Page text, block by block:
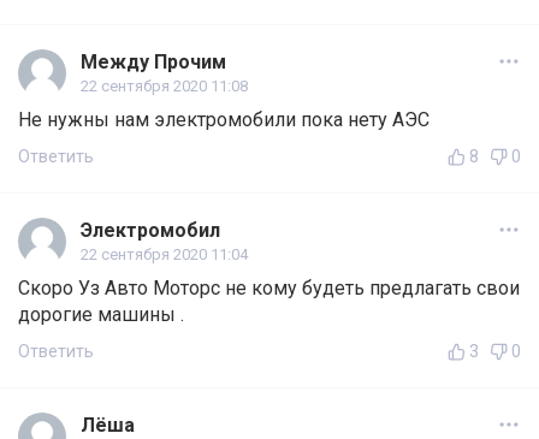
Между Прочим
22 сентября 2020 11:08
Не нужны нам электромобили пока нету АЭС
Ответить 8 0
Электромобил
22 сентября 2020 11:04
Скоро Уз Авто Моторс не кому будеть предлагать свои
дорогие машины .
Ответить 3 0
Лёша